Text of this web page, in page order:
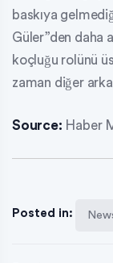
baskıya
Güler”den daha
koçluğu rolünü
zaman diğer
Source: Haber
Posted in: